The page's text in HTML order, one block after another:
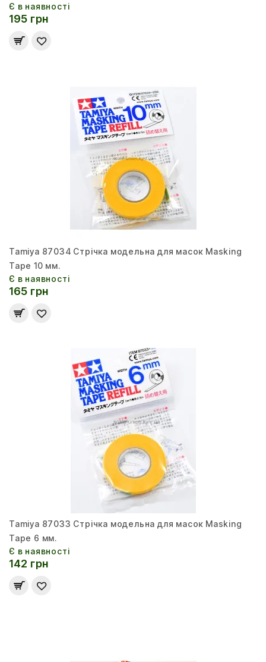
Є в наявності
195 грн
Tamiya 87034 Стрічка модельна для масок Masking
Tape 10 мм.
Є в наявності
165 грн
Tamiya 87033 Стрічка модельна для масок Masking
Tape 6 мм.
Є в наявності
142 грн